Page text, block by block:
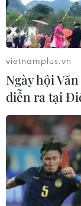
Các
thảm kịch
16/04/2019 08:17
“Xin chúa phù
nhà thờ bốc
vietnamplus.vn
Ngày hội
diễn ra tại